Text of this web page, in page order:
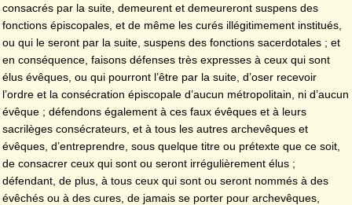
consacrés par la suite, demeurent et demeureront suspens des
fonctions épiscopales, et de même les curés illégitimement institués,
ou qui le seront par la suite, suspens des fonctions sacerdotales ; et
en conséquence, faisons défenses très expresses à ceux qui sont
élus évêques, ou qui pourront l’être par la suite, d’oser recevoir
l’ordre et la consécration épiscopale d’aucun métropolitain, ni d’aucun
évêque ; défendons également à ces faux évêques et à leurs
sacrilèges consécrateurs, et à tous les autres archevêques et
évêques, d’entreprendre, sous quelque titre ou prétexte que ce soit,
de consacrer ceux qui sont ou seront irrégulièrement élus ;
défendant, de plus, à tous ceux qui sont ou seront nommés à des
évêchés ou à des cures, de jamais se porter pour archevêques,